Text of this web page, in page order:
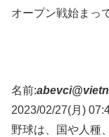
オープン戦始まっ
名前:
2023/02/27(月)
野球は、国や人種